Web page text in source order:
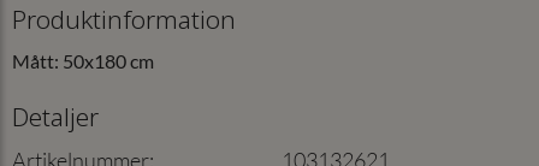
Produktinformation
Mått: 50x180 cm
Detaljer
Artikelnummer:
103132621